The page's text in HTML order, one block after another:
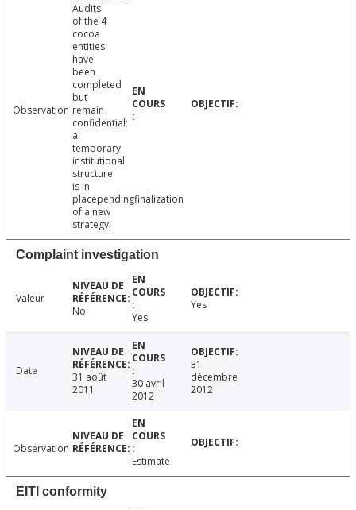
Observation
Audits
of the 4
cocoa
entities
have
been
completed
but
remain
confidential;
a
temporary
institutional
structure
is in
placependingfinalization
of a new
strategy.
Complaint investigation
Valeur
No
Yes
Yes
Date
31 août
2011
30 avril
2012
31
décembre
2012
Observation
Estimate
EITI conformity